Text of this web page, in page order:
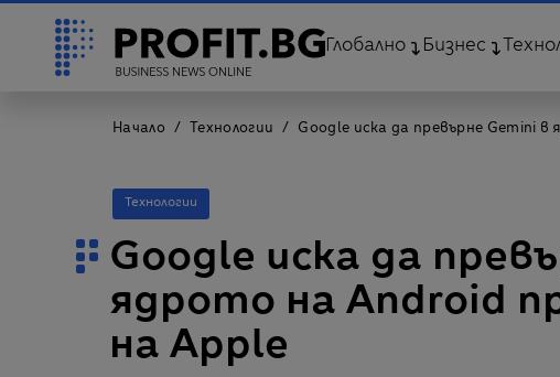
Глобално Бизнес
Начало Технологии Google иска да превърне Gemini
Технологии
Google иска да
ядрото на Android
на Apple